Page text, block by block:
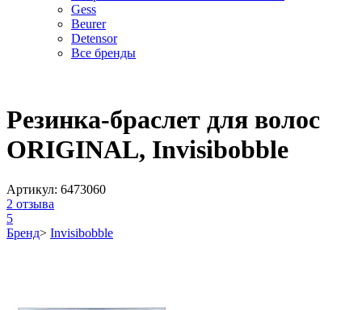
Gess
Beurer
Detensor
Все бренды
Резинка-браслет для волос
ORIGINAL, Invisibobble
Артикул: 6473060
2 отзыва
5
Бренд> Invisibobble